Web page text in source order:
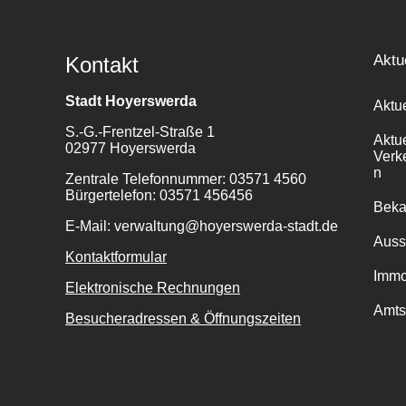
Kontakt
Stadt Hoyerswerda
S.-G.-Frentzel-Straße 1
02977 Hoyerswerda
Zentrale Telefonnummer: 03571 4560
Bürgertelefon: 03571 456456
E-Mail: verwaltung@hoyerswerda-stadt.de
Kontaktformular
Elektronische Rechnungen
Besucheradressen & Öffnungszeiten
n